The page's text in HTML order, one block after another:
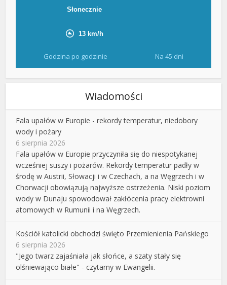
Godzina po godzinie Na 45 dni
Wiadomości
Fala upałów w Europie - rekordy temperatur, niedobory
wody i pożary
6 sierpnia 2026
Fala upałów w Europie przyczyniła się do niespotykanej
wcześniej suszy i pożarów. Rekordy temperatur padły w
środę w Austrii, Słowacji i w Czechach, a na Węgrzech i w
Chorwacji obowiązują najwyższe ostrzeżenia. Niski poziom
wody w Dunaju spowodował zakłócenia pracy elektrowni
atomowych w Rumunii i na Węgrzech.
Kościół katolicki obchodzi święto Przemienienia Pańskiego
6 sierpnia 2026
"Jego twarz zajaśniała jak słońce, a szaty stały się
olśniewająco białe" - czytamy w Ewangelii.